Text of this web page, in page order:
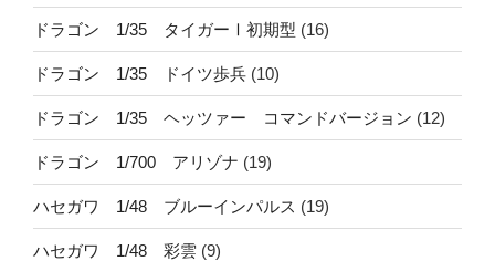
ドラゴン 1/35 タイガーⅠ初期型 (16)
ドラゴン 1/35 ドイツ歩兵 (10)
ドラゴン 1/35 ヘッツァー コマンドバージョン (12)
ドラゴン 1/700 アリゾナ (19)
ハセガワ 1/48 ブルーインパルス (19)
ハセガワ 1/48 彩雲 (9)